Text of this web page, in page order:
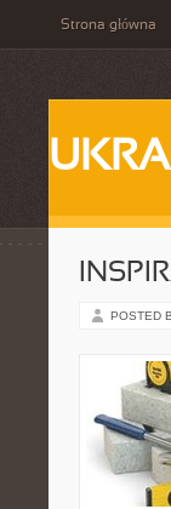
Strona główna
POSTED